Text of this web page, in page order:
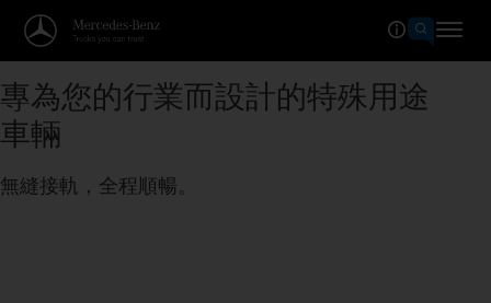
專為您的行業而設計的特殊用途
車輛
無縫接軌，全程順暢。